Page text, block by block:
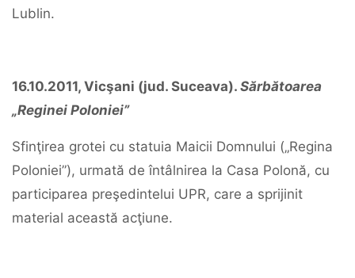
Lublin.
16.10.2011, Vicşani (jud. Suceava). Sărbătoarea
„Reginei Poloniei”
Sfinţirea grotei cu statuia Maicii Domnului („Regina
Poloniei”), urmată de întâlnirea la Casa Polonă, cu
participarea preşedintelui UPR, care a sprijinit
material această acţiune.